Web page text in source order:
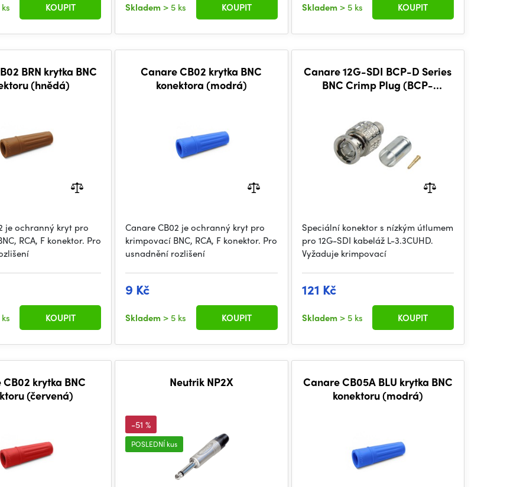
KOUPIT Skladem > 5 ks KOUPIT Skladem > 5 ks KOUPIT
BRN krytka BNC
(hnědá)
je ochranný kryt pro
RCA, F konektor. Pro
KOUPIT
Canare CB02 krytka BNC
konektora (modrá)
Canare CB02 je ochranný kryt pro
krimpovací BNC, RCA, F konektor. Pro
usnadnění rozlišení
9 Kč
Skladem > 5 ks KOUPIT
Canare 12G-SDI BCP-D Series
BNC Crimp Plug (BCP-
Speciální konektor s nízkým útlumem
pro 12G-SDI kabeláž L-3.3CUHD.
Vyžaduje krimpovací
121 Kč
Skladem > 5 ks KOUPIT
krytka BNC
(červená)
Neutrik NP2X
-51 %
POSLEDNÍ kus
Canare CB05A BLU krytka BNC
konektoru (modrá)